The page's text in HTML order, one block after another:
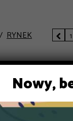
RYNEK  1
Nowy,